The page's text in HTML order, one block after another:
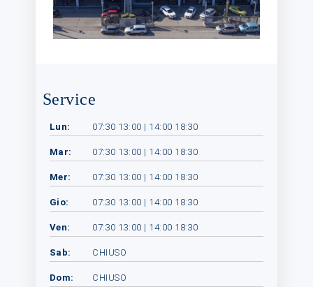
Service
Lun: 07:30 13:00 | 14:00 18:30
Mar: 07:30 13:00 | 14:00 18:30
Mer: 07:30 13:00 | 14:00 18:30
Gio: 07:30 13:00 | 14:00 18:30
Ven: 07:30 13:00 | 14:00 18:30
Sab: CHIUSO
Dom: CHIUSO